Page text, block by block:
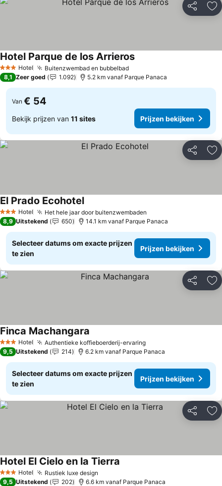
Delen
3 SterrenHotel Buitenzwembad en bubbelbad
Hotel Parque de los Arrieros
8,1 Zeer goed 1.092 5.2 km vanaf Parque Panaca
Van € 54
Bekijk prijzen van 11 sites Prijzen bekijken
Delen
3 SterrenHotel Het hele jaar door buitenzwembaden
El Prado Ecohotel
8,9 Uitstekend 650 14.1 km vanaf Parque Panaca
Selecteer datums om exacte prijzen
te zien
Prijzen bekijken
Delen
3 SterrenHotel Authentieke koffieboerderij-ervaring
Finca Machangara
9,5 Uitstekend 214 6.2 km vanaf Parque Panaca
Selecteer datums om exacte prijzen
te zien
Prijzen bekijken
Delen
3 SterrenHotel Rustiek luxe design
Hotel El Cielo en la Tierra
9,5 Uitstekend 202 6.6 km vanaf Parque Panaca